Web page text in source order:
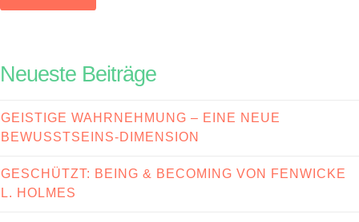
Neueste Beiträge
GEISTIGE WAHRNEHMUNG – EINE NEUE
BEWUSSTSEINS-DIMENSION
GESCHÜTZT: BEING & BECOMING VON FENWICKE
L. HOLMES